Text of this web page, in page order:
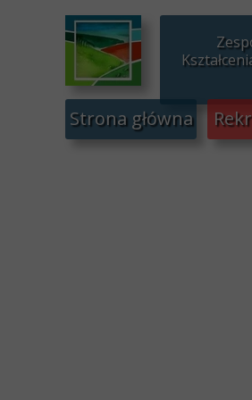
Strona główna